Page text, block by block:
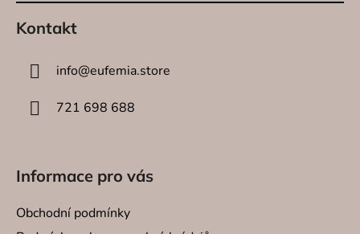
Kontakt
info@eufemia.store
721 698 688
Informace pro vás
Obchodní podmínky